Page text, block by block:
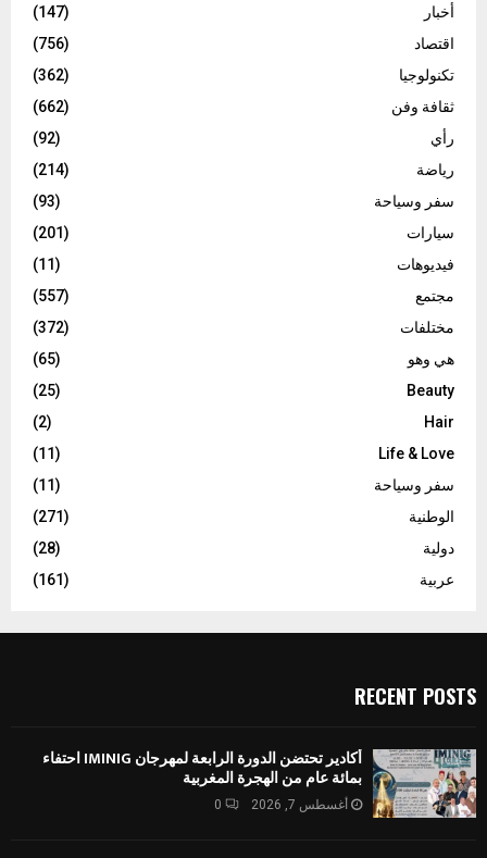
أخبار
(147)
اقتصاد
(756)
تكنولوجيا
(362)
ثقافة وفن
(662)
رأي
(92)
رياضة
(214)
سفر وسياحة
(93)
سيارات
(201)
فيديوهات
(11)
مجتمع
(557)
مختلفات
(372)
هي وهو
(65)
Beauty
(25)
Hair
(2)
Life & Love
(11)
سفر وسياحة
(11)
الوطنية
(271)
دولية
(28)
عربية
(161)
RECENT POSTS
أكادير تحتضن الدورة الرابعة لمهرجان IMINIG احتفاء
بمائة عام من الهجرة المغربية
أغسطس 7, 2026 0